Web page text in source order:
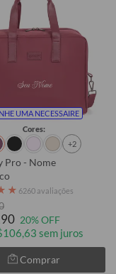
UMA NECESSAIRE
Cores:
+2
Pro - Nome
★ 6260 avaliações
20% OFF
sem juros
Comprar